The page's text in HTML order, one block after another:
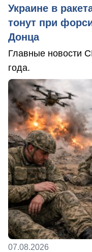
Украине в
тонут при
Донца
Главные новости
года.
07.08.2026